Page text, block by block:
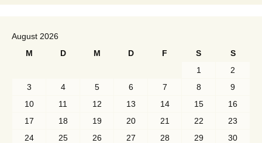
August 2026
M
D M D F S
S
1
2
3
4 5 6 7 8
9
10
11 12 13 14 15
16
17
18 19 20 21 22
23
24
25 26 27 28 29
30